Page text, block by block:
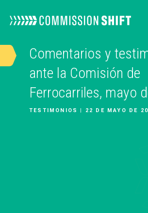
NUESTRO TRABAJO
RECURSOS
Comentarios y
ante la Comisión de
Ferrocarriles, mayo
TESTIMONIOS | 22 DE MAYO DE